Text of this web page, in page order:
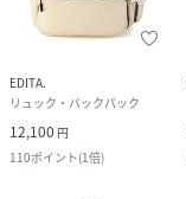
EDITA.
リュック・バックパック
12,100 円
110ポイント(1倍)